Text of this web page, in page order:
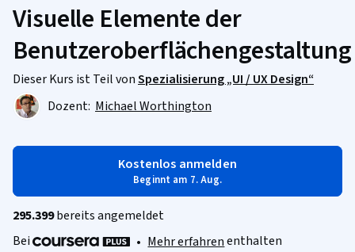
Visuelle Elemente der
Benutzeroberflächengestaltung
Dieser Kurs ist Teil vonSpezialisierung „UI / UX Design“
Dozent: Michael Worthington
Kostenlos anmelden
Beginnt am 7. Aug.
295.399bereits angemeldet
Bei
• Mehr erfahrenenthalten